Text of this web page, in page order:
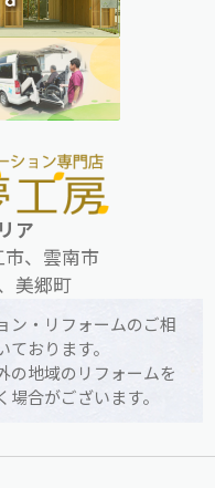
ア
、雲南市
美郷町
ン・リフォームのご相
おります。
の地域のリフォームを
合がございます。